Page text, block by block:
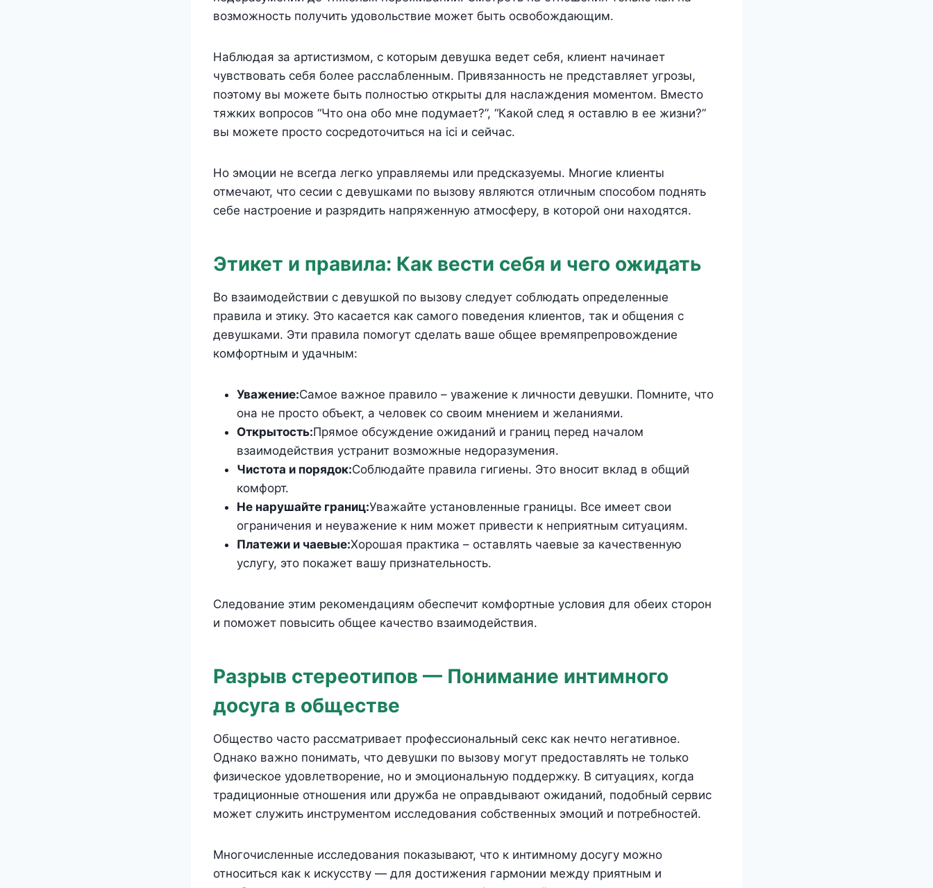
возможность получить удовольствие может быть освобождающим.
Наблюдая за артистизмом, с которым девушка ведет себя, клиент начинает
чувствовать себя более расслабленным. Привязанность не представляет угрозы,
поэтому вы можете быть полностью открыты для наслаждения моментом. Вместо
тяжких вопросов “Что она обо мне подумает?”, “Какой след я оставлю в ее жизни?”
вы можете просто сосредоточиться на ici и сейчас.
Но эмоции не всегда легко управляемы или предсказуемы. Многие клиенты
отмечают, что сесии с девушками по вызову являются отличным способом поднять
себе настроение и разрядить напряженную атмосферу, в которой они находятся.
Этикет и правила: Как вести себя и чего ожидать
Во взаимодействии с девушкой по вызову следует соблюдать определенные
правила и этику. Это касается как самого поведения клиентов, так и общения с
девушками. Эти правила помогут сделать ваше общее времяпрепровождение
комфортным и удачным:
Уважение:Самое важное правило – уважение к личности девушки. Помните, что
она не просто объект, а человек со своим мнением и желаниями.
Открытость:Прямое обсуждение ожиданий и границ перед началом
взаимодействия устранит возможные недоразумения.
Чистота и порядок:Соблюдайте правила гигиены. Это вносит вклад в общий
комфорт.
Не нарушайте границ:Уважайте установленные границы. Все имеет свои
ограничения и неуважение к ним может привести к неприятным ситуациям.
Платежи и чаевые:Хорошая практика – оставлять чаевые за качественную
услугу, это покажет вашу признательность.
Следование этим рекомендациям обеспечит комфортные условия для обеих сторон
и поможет повысить общее качество взаимодействия.
Разрыв стереотипов — Понимание интимного
досуга в обществе
Общество часто рассматривает профессиональный секс как нечто негативное.
Однако важно понимать, что девушки по вызову могут предоставлять не только
физическое удовлетворение, но и эмоциональную поддержку. В ситуациях, когда
традиционные отношения или дружба не оправдывают ожиданий, подобный сервис
может служить инструментом исследования собственных эмоций и потребностей.
Многочисленные исследования показывают, что к интимному досугу можно
относиться как к искусству — для достижения гармонии между приятным и